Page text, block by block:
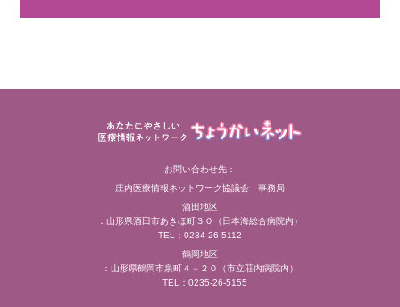
お問い合わせ先：
庄内医療情報ネットワーク協議会 事務局
酒田地区
：山形県酒田市あきほ町３０（日本海総合病院内）
TEL：0234-26-5112
鶴岡地区
：山形県鶴岡市泉町４－２０（市立荘内病院内）
TEL：0235-26-5155